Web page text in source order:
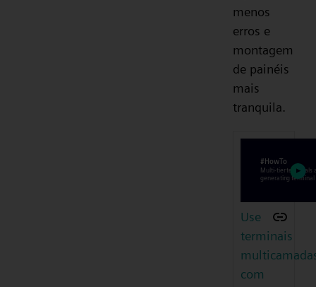
menos
erros e
montagem
de painéis
mais
tranquila.
Use
terminais
com